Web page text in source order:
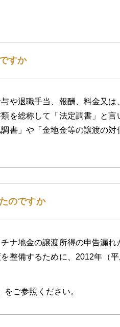
すか
や退職手当、報酬、料金又
を総称して「法定調書」と
書」や「金地金等の譲渡の
のですか
ナ地金の譲渡所得の申告漏
整備するために、2012年（
をご参照ください。